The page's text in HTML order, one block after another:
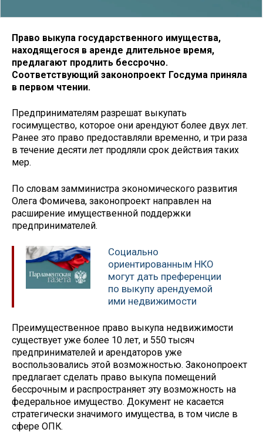
Право выкупа государственного имущества,
находящегося в аренде длительное время,
предлагают продлить бессрочно.
Соответствующий законопроект Госдума приняла
в первом чтении.
Предпринимателям разрешат выкупать
госимущество, которое они арендуют более двух лет.
Ранее это право предоставляли временно, и три раза
в течение десяти лет продляли срок действия таких
мер.
По словам замминистра экономического развития
Олега Фомичева, законопроект направлен на
расширение имущественной поддержки
предпринимателей.
Социально
ориентированным НКО
могут дать преференции
по выкупу арендуемой
ими недвижимости
Преимущественное право выкупа недвижимости
существует уже более 10 лет, и 550 тысяч
предпринимателей и арендаторов уже
воспользовались этой возможностью. Законопроект
предлагает сделать право выкупа помещений
бессрочным и распространяет эту возможность на
федеральное имущество. Документ не касается
стратегически значимого имущества, в том числе в
сфере ОПК.